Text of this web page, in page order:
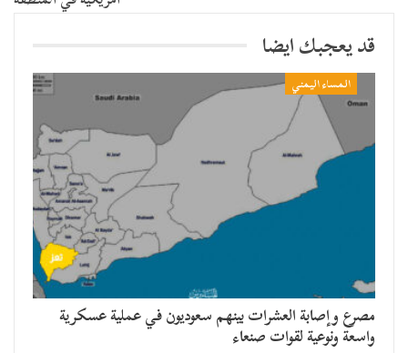
قد يعجبك ايضا
المساء اليمني
مصرع وإصابة العشرات بينهم سعوديون في عملية عسكرية
واسعة ونوعية لقوات صنعاء